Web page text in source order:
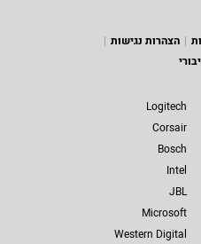
הצהרות נגישות
Logitech
Corsair
Bosch
Intel
JBL
Microsoft
Western Digital